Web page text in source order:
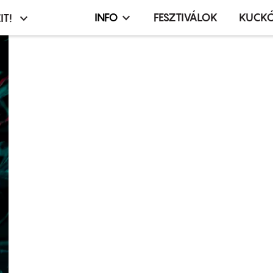
Infó,
INFO FESZTIVÁLOK